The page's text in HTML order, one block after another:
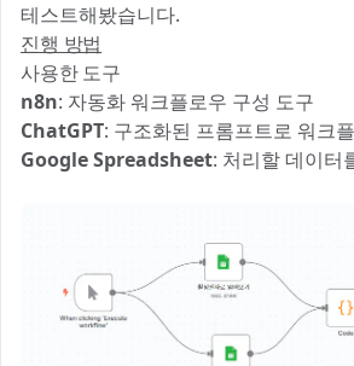
테스트해봤습니다. 🧪
진행 방법
사용한 도구
n8n: 자동화 워크플로우 구성 도구
ChatGPT: 구조화된 프롬프트로 워크
Google Spreadsheet: 처리할 데이터